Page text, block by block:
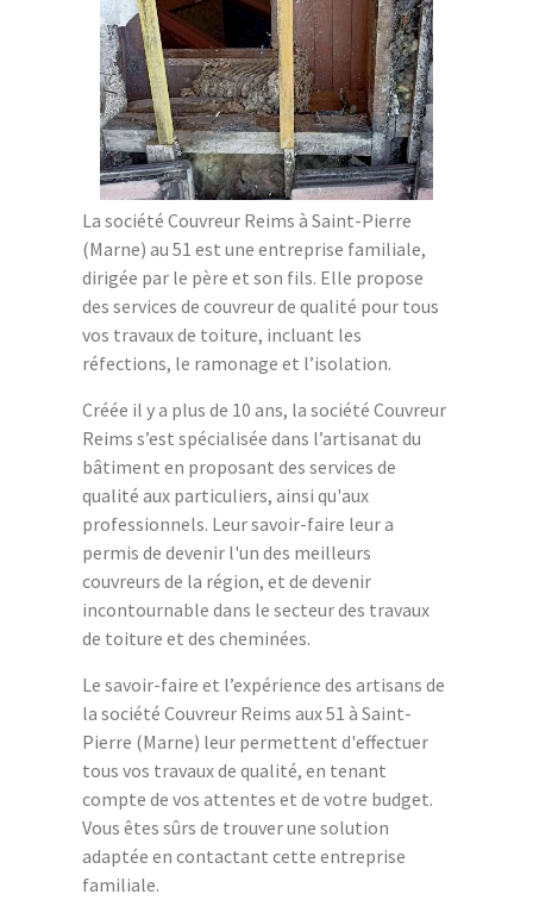
La société Couvreur Reims à Saint-Pierre
(Marne) au 51 est une entreprise familiale,
dirigée par le père et son fils. Elle propose
des services de couvreur de qualité pour tous
vos travaux de toiture, incluant les
réfections, le ramonage et l’isolation.
Créée il y a plus de 10 ans, la société Couvreur
Reims s’est spécialisée dans l’artisanat du
bâtiment en proposant des services de
qualité aux particuliers, ainsi qu'aux
professionnels. Leur savoir-faire leur a
permis de devenir l'un des meilleurs
couvreurs de la région, et de devenir
incontournable dans le secteur des travaux
de toiture et des cheminées.
Le savoir-faire et l’expérience des artisans de
la société Couvreur Reims aux 51 à Saint-
Pierre (Marne) leur permettent d'effectuer
tous vos travaux de qualité, en tenant
compte de vos attentes et de votre budget.
Vous êtes sûrs de trouver une solution
adaptée en contactant cette entreprise
familiale.